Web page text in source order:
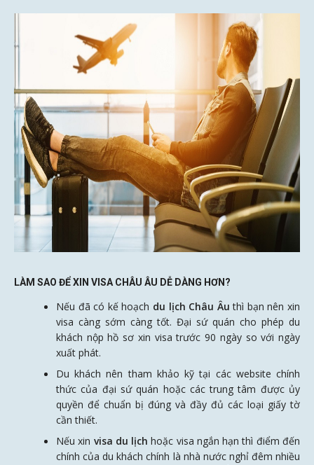
LÀM SAO ĐỂ XIN VISA CHÂU ÂU DỄ DÀNG HƠN?
Nếu đã có kế hoạch du lịch Châu Âu thì bạn nên xin
visa càng sớm càng tốt. Đại sứ quán cho phép du
khách nộp hồ sơ xin visa trước 90 ngày so với ngày
xuất phát.
Du khách nên tham khảo kỹ tại các website chính
thức của đại sứ quán hoặc các trung tâm được ủy
quyền để chuẩn bị đúng và đầy đủ các loại giấy tờ
cần thiết.
Nếu xin visa du lịch hoặc visa ngắn hạn thì điểm đến
chính của du khách chính là nhà nước nghỉ đêm nhiều